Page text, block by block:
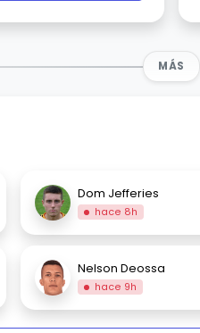
MÁS
Dom Jefferies
hace 8h
Nelson Deossa
hace 9h